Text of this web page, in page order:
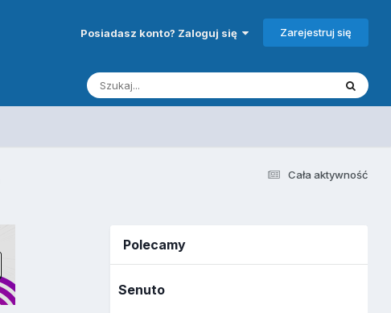
Posiadasz konto? Zaloguj się Zarejestruj się
Cała aktywność
Polecamy
Senuto